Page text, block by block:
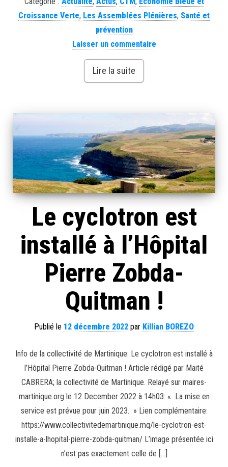
Croissance Verte, Les Assemblées Plénières, Santé et
prévention
Laisser un commentaire
Lire la suite
Le cyclotron est
installé à l’Hôpital
Pierre Zobda-
Quitman !
Publié le 12 décembre 2022 par Killian BOREZO
Info de la collectivité de Martinique: Le cyclotron est installé à
l’Hôpital Pierre Zobda-Quitman ! Article rédigé par Maité
CABRERA; la collectivité de Martinique. Relayé sur maires-
martinique.org le 12 December 2022 à 14h03: « La mise en
service est prévue pour juin 2023. » Lien complémentaire:
https://www.collectivitedemartinique.mq/le-cyclotron-est-
installe-a-lhopital-pierre-zobda-quitman/ L’image présentée ici
n’est pas exactement celle de […]